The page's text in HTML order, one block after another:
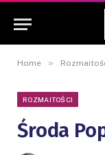
Home »
ROZMAITOŚCI
Środa